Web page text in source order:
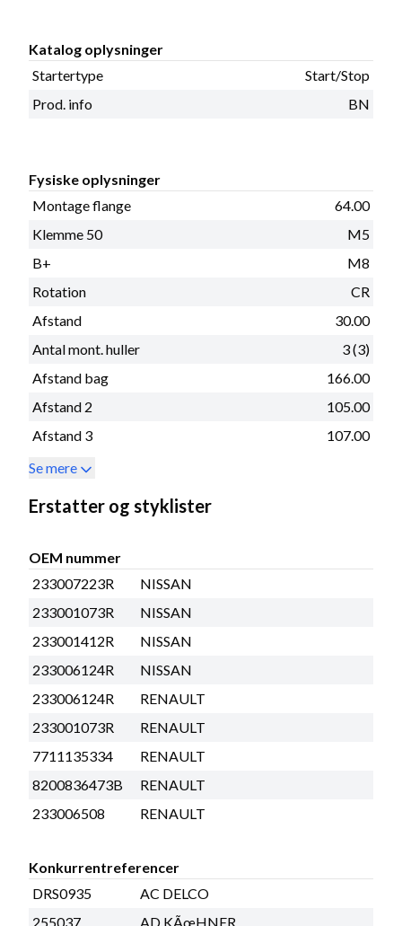
Katalog oplysninger
Startertype
Start/Stop
Prod. info
BN
Fysiske oplysninger
Montage flange
64.00
Klemme 50
M5
B+
M8
Rotation
CR
Afstand
30.00
Antal mont. huller
3 (3)
Afstand bag
166.00
Afstand 2
105.00
Afstand 3
107.00
Se mere
Erstatter og styklister
OEM nummer
233007223R
NISSAN
233001073R
NISSAN
233001412R
NISSAN
233006124R
NISSAN
233006124R
RENAULT
233001073R
RENAULT
7711135334
RENAULT
8200836473B
RENAULT
233006508
RENAULT
Konkurrentreferencer
DRS0935
AC DELCO
255037
AD KÃœHNER